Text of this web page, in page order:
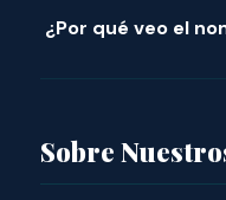
¿Por qué veo el
Sobre